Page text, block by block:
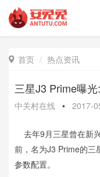
 首页 热点资讯
三星J3 Prime曝
中关村在线 • 2017-
去年9月三星曾在新
前，名为J3 Prime的三
参数配置。